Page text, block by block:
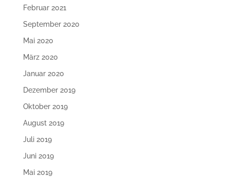
Februar 2021
September 2020
Mai 2020
März 2020
Januar 2020
Dezember 2019
Oktober 2019
August 2019
Juli 2019
Juni 2019
Mai 2019